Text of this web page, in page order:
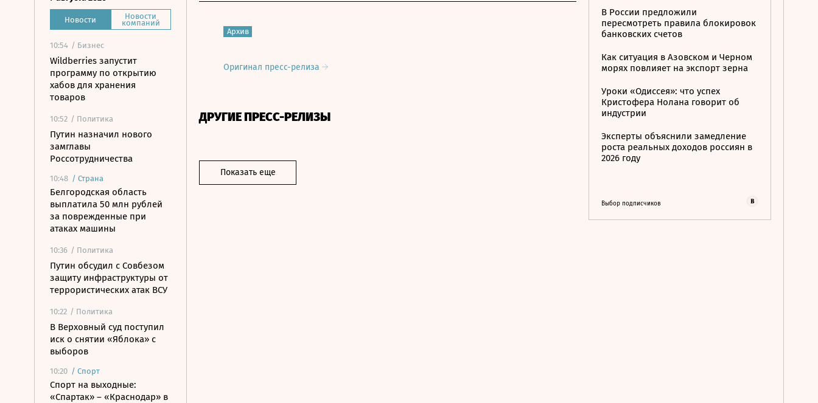
Новости Новости
компаний
10:54 / Бизнес
Wildberries запустит
программу по открытию
хабов для хранения
товаров
10:52 / Политика
Путин назначил нового
замглавы
Россотрудничества
10:48 / Страна
Белгородская область
выплатила 50 млн рублей
за поврежденные при
атаках машины
10:36 / Политика
Путин обсудил с Совбезом
защиту инфраструктуры от
террористических атак ВСУ
10:22 / Политика
В Верховный суд поступил
иск о снятии «Яблока» с
выборов
10:20 / Спорт
Спорт на выходные:
«Спартак» – «Краснодар» в
Архив
Оригинал пресс-релиза
ДРУГИЕ ПРЕСС-РЕЛИЗЫ
Показать еще
В России предложили
пересмотреть правила блокировок
банковских счетов
Как ситуация в Азовском и Черном
морях повлияет на экспорт зерна
Уроки «Одиссея»: что успех
Кристофера Нолана говорит об
индустрии
Эксперты объяснили замедление
роста реальных доходов россиян в
2026 году
Выбор подписчиков